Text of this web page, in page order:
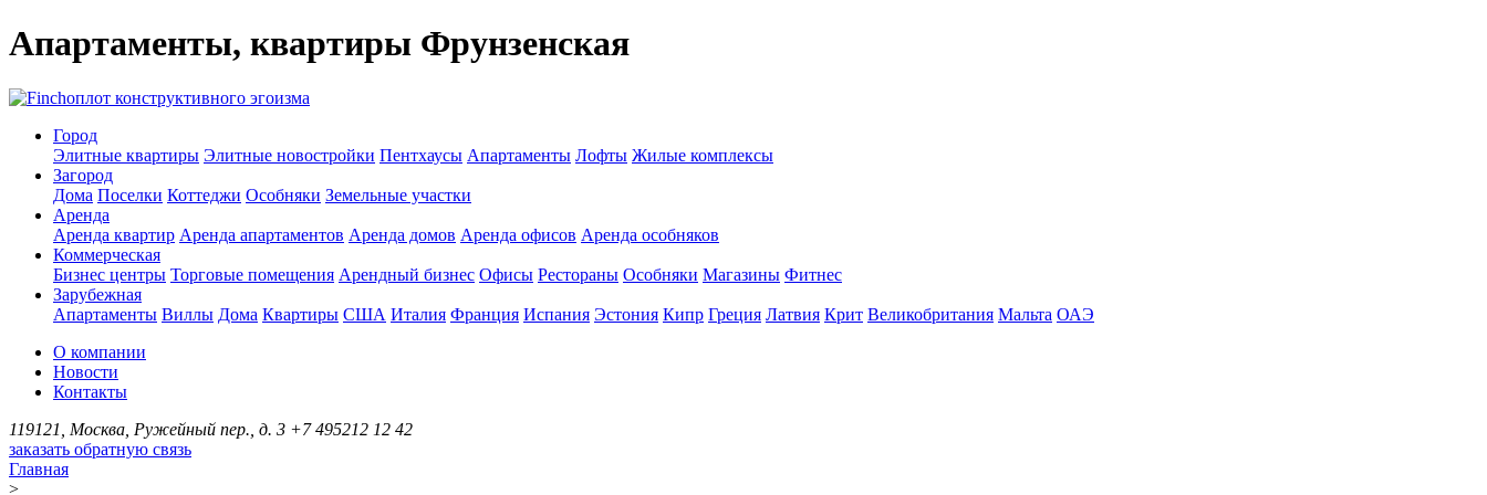
Апартаменты, квартиры Фрунзенская
оплот конструктивного эгоизма
Город
Элитные квартиры Элитные новостройки Пентхаусы Апартаменты Лофты Жилые комплексы
Загород
Дома Поселки Коттеджи Особняки Земельные участки
Аренда
Аренда квартир Аренда апартаментов Аренда домов Аренда офисов Аренда особняков
Коммерческая
Бизнес центры Торговые помещения Арендный бизнес Офисы Рестораны Особняки Магазины Фитнес
Зарубежная
Апартаменты Виллы Дома Квартиры США Италия Франция Испания Эстония Кипр Греция Латвия Крит Великобритания Мальта ОАЭ
О компании
Новости
Контакты
119121, Москва, Ружейный пер., д. 3 +7 495212 12 42
заказать обратную связь
Главная
>